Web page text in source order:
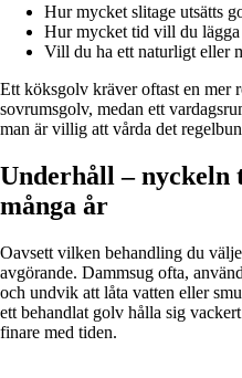
Hur mycket slitage utsätts
Hur mycket tid vill du lägga
Vill du ha ett naturligt eller
Ett köksgolv kräver oftast en mer
sovrumsgolv, medan ett
man är villig att vårda det
Underhåll –
många år
Oavsett vilken behandling du
avgörande. Dammsug ofta,
och undvik att låta vatten eller
ett behandlat golv hålla sig
finare med tiden.